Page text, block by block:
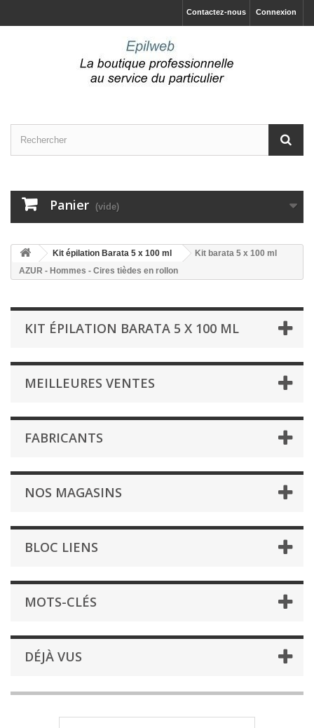
Connexion
Contactez-nous
Panier (vide)
Kit épilation Barata 5 x 100 ml
Kit barata 5 x 100 ml
AZUR - Hommes - Cires tièdes en rollon
KIT ÉPILATION BARATA 5 X 100 ML
MEILLEURES VENTES
FABRICANTS
NOS MAGASINS
BLOC LIENS
MOTS-CLÉS
DÉJÀ VUS